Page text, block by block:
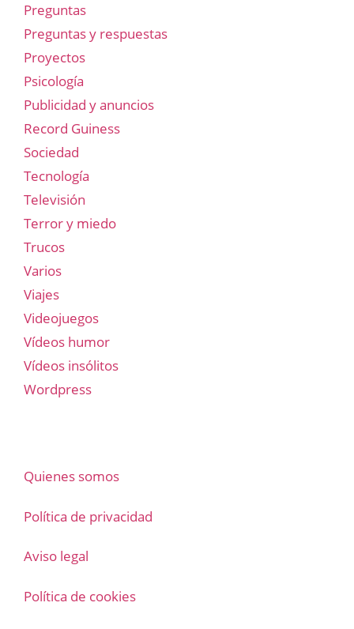
Preguntas
Preguntas y respuestas
Proyectos
Psicología
Publicidad y anuncios
Record Guiness
Sociedad
Tecnología
Televisión
Terror y miedo
Trucos
Varios
Viajes
Videojuegos
Vídeos humor
Vídeos insólitos
Wordpress
Quienes somos
Política de privacidad
Aviso legal
Política de cookies